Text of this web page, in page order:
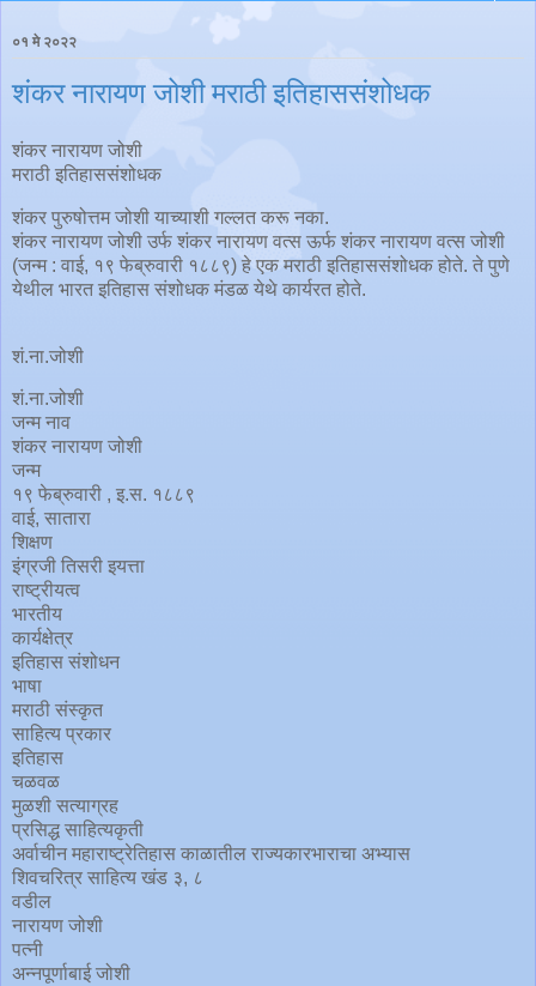
०१ मे २०२२
शंकर नारायण जोशी मराठी इतिहाससंशोधक
शंकर नारायण जोशी
मराठी इतिहाससंशोधक
शंकर पुरुषोत्तम जोशी याच्याशी गल्लत करू नका.
शंकर नारायण जोशी उर्फ शंकर नारायण वत्स ऊर्फ शंकर नारायण वत्स जोशी
(जन्म : वाई, १९ फेब्रुवारी १८८९) हे एक मराठी इतिहाससंशोधक होते. ते पुणे
येथील भारत इतिहास संशोधक मंडळ येथे कार्यरत होते.
शं.ना.जोशी
शं.ना.जोशी
जन्म नाव
शंकर नारायण जोशी
जन्म
१९ फेब्रुवारी , इ.स. १८८९
वाई, सातारा
शिक्षण
इंग्रजी तिसरी इयत्ता
राष्ट्रीयत्व
भारतीय
कार्यक्षेत्र
इतिहास संशोधन
भाषा
मराठी संस्कृत
साहित्य प्रकार
इतिहास
चळवळ
मुळशी सत्याग्रह
प्रसिद्ध साहित्यकृती
अर्वाचीन महाराष्ट्रेतिहास काळातील राज्यकारभाराचा अभ्यास
शिवचरित्र साहित्य खंड ३, ८
वडील
नारायण जोशी
पत्नी
अन्नपूर्णाबाई जोशी